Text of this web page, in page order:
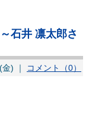
石井 凛太郎さ
) ｜ コメント（0）